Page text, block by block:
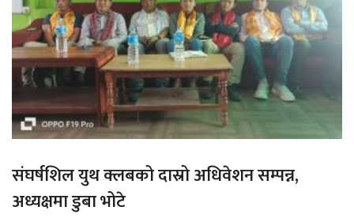
संघर्षशिल युथ क्लबको दास्रो अधिवेशन सम्पन्न,
अध्यक्षमा डुबा भोटे